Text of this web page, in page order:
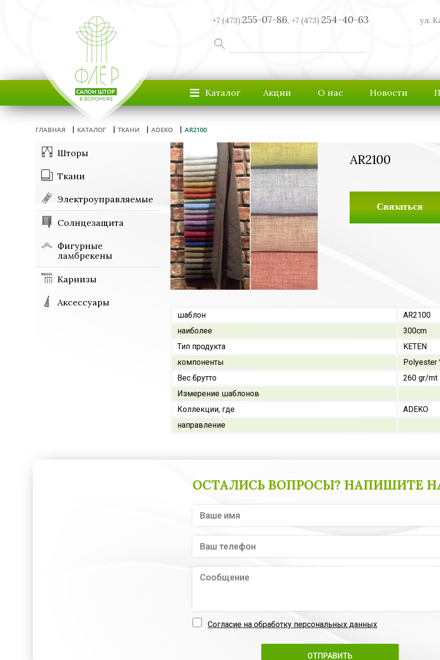
+7 (473) 255-07-86, +7 (473) 254-40-63 ул.
≡ Каталог Акции О нас Новости
ГЛАВНАЯ | КАТАЛОГ | ТКАНИ | ADEKO | AR2100
Шторы
Ткани
Электроуправляемые
Солнцезащита
Фигурные
ламбрекены
Карнизы
Аксессуары
AR2100
Связаться
шаблон
AR2100
наиболее
300cm
Тип продукта
KETEN
компоненты
Polyester
Вес брутто
260 gr/mt
Измерение шаблонов
Коллекции, где
ADEKO
направление
ОСТАЛИСЬ ВОПРОСЫ? НАПИШИТЕ
Согласие на обработку персональных данных